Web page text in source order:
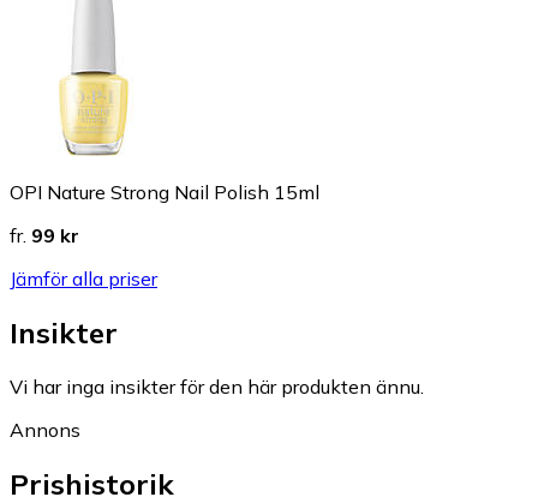
OPI Nature Strong Nail Polish 15ml
fr. 99 kr
Jämför alla priser
Insikter
Vi har inga insikter för den här produkten ännu.
Annons
Prishistorik